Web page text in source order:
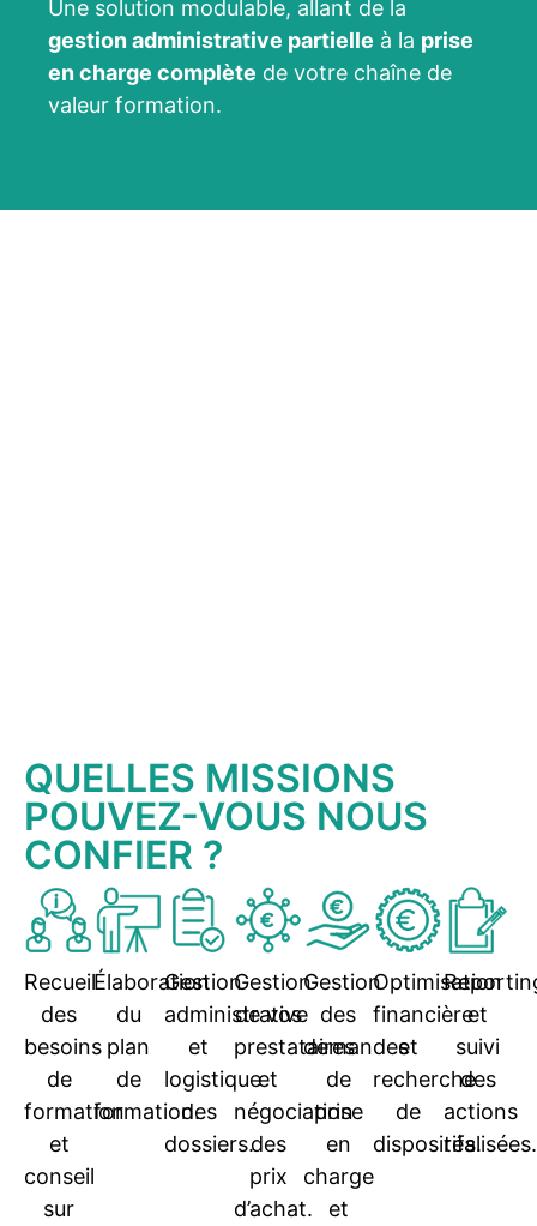
Une solution modulable, allant de la
gestion administrative partielle à la prise
en charge complète de votre chaîne de
valeur formation.
QUELLES MISSIONS
POUVEZ-VOUS NOUS
CONFIER ?
Recueil
des
besoins
de
formation
et
conseil
sur
Élaboration
du
plan
de
formation.
Gestion
administrative
et
logistique
des
dossiers.
Gestion
de vos
prestataires
et
négociation
des
prix
d’achat.
Gestion
des
demandes
de
prise
en
charge
et
Optimisation
financière
et
recherche
de
dispositifs.
et
suivi
des
actions
réalisées.